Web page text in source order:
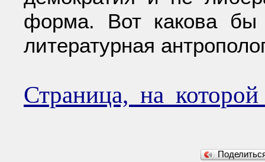
форма. Вот какова бы
литературная
Страница, на